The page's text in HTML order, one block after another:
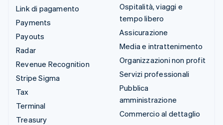
Link di pagamento
Payments
Payouts
Radar
Revenue Recognition
Stripe Sigma
Tax
Terminal
Treasury
Ospitalità, viaggi e
tempo libero
Assicurazione
Media e intrattenimento
Organizzazioni non profit
Servizi professionali
Pubblica
amministrazione
Commercio al dettaglio